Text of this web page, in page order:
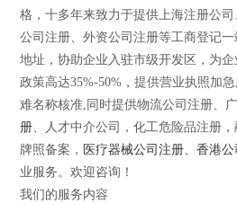
格，十多年来致力于提供上海注册公
公司注册、外资公司注册等工商登记
地址，协助企业入驻市级开发区，为
政策高达35%-50%，提供营业执照加
难名称核准,同时提供物流公司注册、
册 、人才中介公司，化工危险品注册
牌照备案， 医疗器械公司注册 、香港
业服务。欢迎咨询！
我们的服务内容